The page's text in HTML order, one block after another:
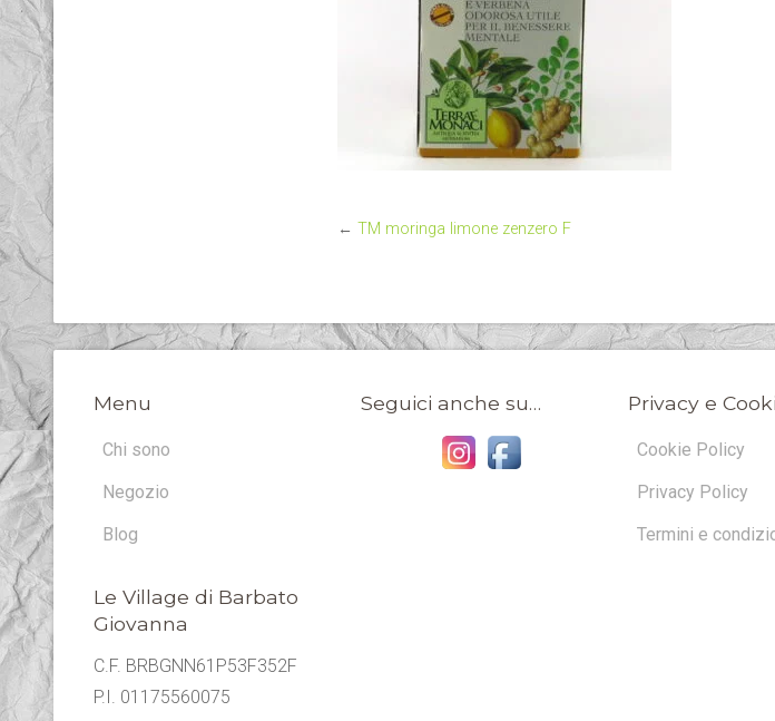
←TM moringa limone zenzero F
Menu
Chi sono
Negozio
Blog
Seguici anche su… Privacy e
Cookie Policy
Privacy Policy
Termini e
Le Village di Barbato
Giovanna
C.F. BRBGNN61P53F352F
P.I. 01175560075